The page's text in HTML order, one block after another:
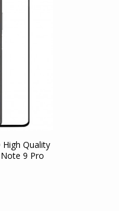
Quality
9 Pro